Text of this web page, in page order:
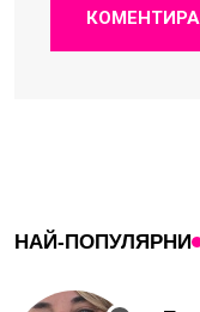
НАЙ-ПОПУЛЯРНИ